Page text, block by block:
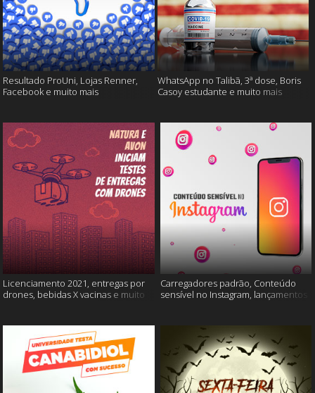
Resultado ProUni, Lojas Renner,
Facebook e muito mais
WhatsApp no Talibã, 3ª dose, Boris
Casoy estudante e muito mais
Licenciamento 2021, entregas por
drones, bebidas X vacinas e muito
Carregadores padrão, Conteúdo
sensível no Instagram, lançamentos